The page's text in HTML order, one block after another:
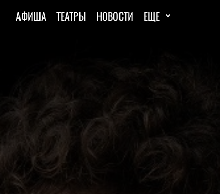
АФИША ТЕАТРЫ НОВОСТИ ЕЩЕ